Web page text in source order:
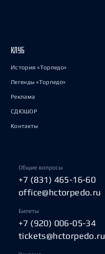
КЛУБ
История «Торпедо»
Легенды «Торпедо»
Реклама
СДЮШОР
Контакты
Общие вопросы
+7 (831) 465-16-60
office@hctorpedo.ru
Билеты
+7 (920) 006-05-34
tickets@hctorpedo.ru